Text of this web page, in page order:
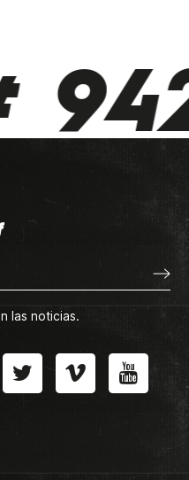
las noticias.